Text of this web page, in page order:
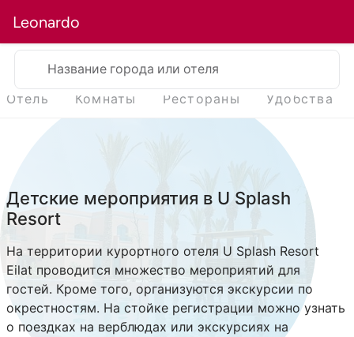
Leonardo
Название города или отеля
Отель Комнаты Рестораны Удобства
Детские мероприятия в U Splash
Resort
На территории курортного отеля U Splash Resort
Eilat проводится множество мероприятий для
гостей. Кроме того, организуются экскурсии по
окрестностям. На стойке регистрации можно узнать
о поездках на верблюдах или экскурсиях на